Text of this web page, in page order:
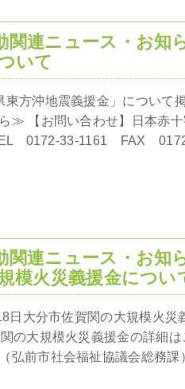
いて
東方沖地震義援金」につい
≫ 【お問い合わせ】日本赤
0172-33-1161 FAX
模火災義援金につい
日大分市佐賀関の大規模火
の大規模火災義援金の詳細
弘前市社会福祉協議会総